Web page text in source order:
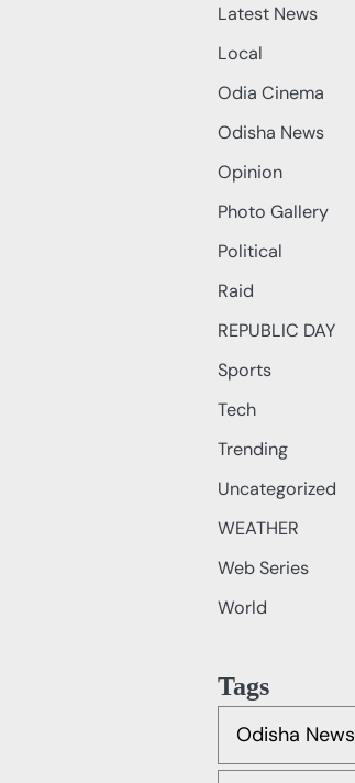
Latest News
Local
Odia Cinema
Odisha News
Opinion
Photo Gallery
Political
Raid
REPUBLIC DAY
Sports
Tech
Trending
Uncategorized
WEATHER
Web Series
World
Tags
Odisha News